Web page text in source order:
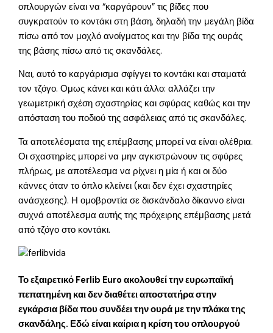
οπλουργών είναι να “καργάρουν” τις βίδες που
συγκρατούν το κοντάκι στη βάση, δηλαδή την μεγάλη βίδα
πίσω από τον μοχλό ανοίγματος και την βίδα της ουράς
της βάσης πίσω από τις σκανδάλες.
Ναι, αυτό το καργάρισμα σφίγγει το κοντάκι και σταματά
τον τζόγο. Ομως κάνει και κάτι άλλο: αλλάζει την
γεωμετρική σχέση σχαστηρίας και σφύρας καθώς και την
απόσταση του ποδιού της ασφάλειας από τις σκανδάλες.
Τα αποτελέσματα της επέμβασης μπορεί να είναι ολέθρια.
Οι σχαστηρίες μπορεί να μην αγκιστρώνουν τις σφύρες
πλήρως, με αποτέλεσμα να ρίχνει η μία ή και οι δύο
κάννες όταν το όπλο κλείνει (και δεν έχει σχαστηρίες
ανάσχεσης). Η ομοβροντία σε δισκάνδαλο δίκαννο είναι
συχνά αποτέλεσμα αυτής της πρόχειρης επέμβασης μετά
από τζόγο στο κοντάκι.
Το εξαιρετικό Ferlib Euro ακολουθεί την ευρωπαϊκή
πεπατημένη και δεν διαθέτει αποστατήρα στην
εγκάρσια βίδα που συνδέει την ουρά με την πλάκα της
σκανδάλης. Εδώ είναι καίρια η κρίση του οπλουργού